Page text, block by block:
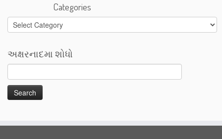
Categories
Categories
અક્ષરનાદમા શોધો